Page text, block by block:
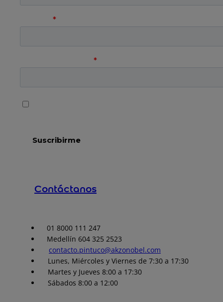
Contáctanos
01 8000 111 247
Medellín 604 325 2523
contacto.pintuco@akzonobel.com
Lunes, Miércoles y Viernes de 7:30 a 17:30
Martes y Jueves 8:00 a 17:30
Sábados 8:00 a 12:00